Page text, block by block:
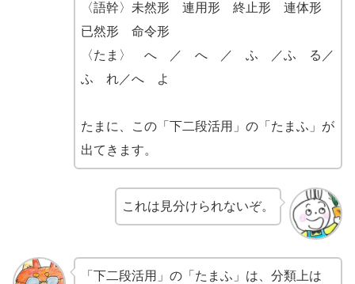
〈語幹〉未然形 連用形 終止形 連体形
已然形 命令形
〈たま〉 へ ／ へ ／ ふ ／ふ る／
ふ れ／へ よ
たまに、この「下二段活用」の「たまふ」が
出てきます。
これは見分けられないぞ。
「下二段活用」の「たまふ」は、分類上は